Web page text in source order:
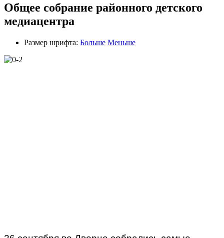
Общее собрание районного детского
медиацентра
Размер шрифта: Больше Меньше